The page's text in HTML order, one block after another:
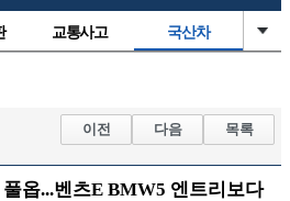
교통사고 국산차
자유사진 군사/무기
이전 다음 목록
옵...벤츠E BMW5 엔트리보다